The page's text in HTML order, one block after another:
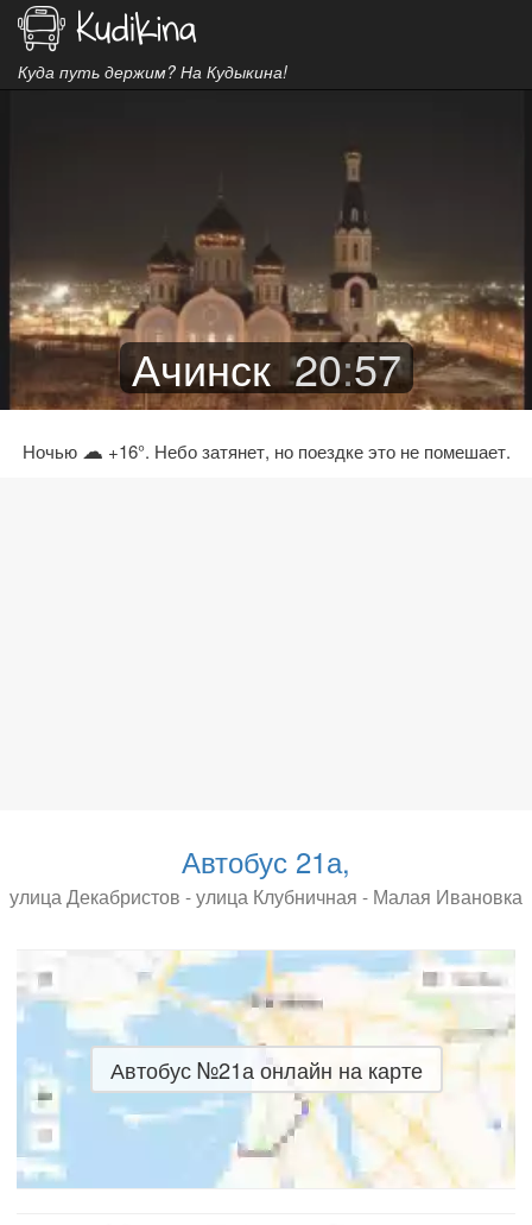
Куда путь держим? На Кудыкина!
Ачинск 20:57
Ночью ☁ +16°. Небо затянет, но поездке это не помешает.
Автобус 21а,
улица Декабристов - улица Клубничная - Малая Ивановка
Автобус №21а онлайн на карте